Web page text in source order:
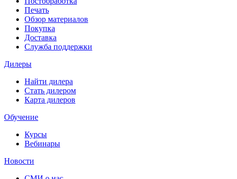
Печать
Обзор материалов
Покупка
Доставка
Служба поддержки
Дилеры
Найти дилера
Cтать дилером
Карта дилеров
Обучение
Курсы
Вебинары
Новости